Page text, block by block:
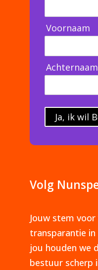
Voornaam
Achternaam
Ja, ik wil
Volg
Jouw stem
transparantie
jou houden we
bestuur scherp